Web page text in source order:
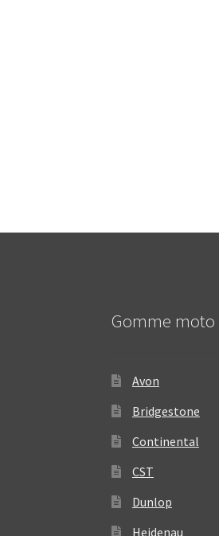
Gomme
Avon
Bridgestone
Continental
CST
Dunlop
Heidenau